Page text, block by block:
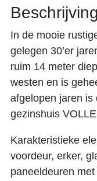
Beschrijving
In de mooie
gelegen 30’er
ruim 14 meter
westen en is
afgelopen jaren is
gezinshuis
Karakteristieke
voordeur, erker,
paneeldeuren